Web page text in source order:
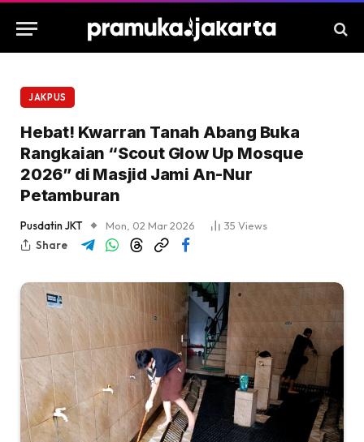
JAKPUS
Hebat! Kwarran Tanah Abang Buka
Rangkaian “Scout Glow Up Mosque
2026” di Masjid Jami An-Nur
Petamburan
Pusdatin JKT Mon, 02 Mar 2026 35 Views
Share